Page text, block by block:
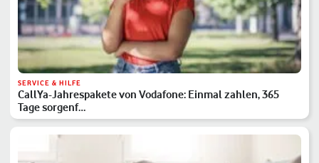
SERVICE & HILFE
CallYa-Jahrespakete von Vodafone: Einmal zahlen, 365
Tage sorgenf…